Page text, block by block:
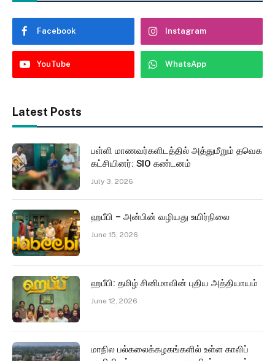
Facebook Instagram
YouTube WhatsApp
Latest Posts
பள்ளி மாணவர்களிடத்தில் அத்துமீறும் தவெக
கட்சியினர்: SIO கண்டனம்
July 3, 2026
ஹபீபி – அன்பின் வழியது உயிர்நிலை
June 15, 2026
ஹபீபி: தமிழ் சினிமாவின் புதிய அத்தியாயம்
June 12, 2026
மாநில பல்கலைக்கழகங்களில் உள்ள காலிப்